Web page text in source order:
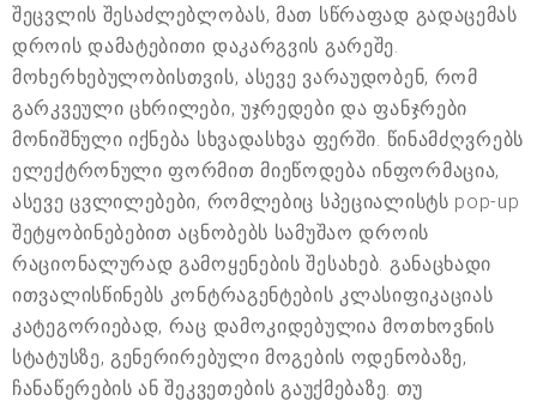
შეცვლის შესაძლებლობას, მათ სწრაფად გადაცემას
დროის დამატებითი დაკარგვის გარეშე.
მოხერხებულობისთვის, ასევე ვარაუდობენ, რომ
გარკვეული ცხრილები, უჯრედები და ფანჯრები
მონიშნული იქნება სხვადასხვა ფერში. წინამძღვრებს
ელექტრონული ფორმით მიეწოდება ინფორმაცია,
ასევე ცვლილებები, რომლებიც სპეციალისტს pop-up
შეტყობინებებით აცნობებს სამუშაო დროის
რაციონალურად გამოყენების შესახებ. განაცხადი
ითვალისწინებს კონტრაგენტების კლასიფიკაციას
კატეგორიებად, რაც დამოკიდებულია მოთხოვნის
სტატუსზე, გენერირებული მოგების ოდენობაზე,
ჩანაწერების ან შეკვეთების გაუქმებაზე. თუ